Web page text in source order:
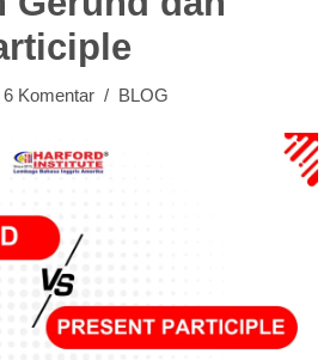
6 Komentar BLOG